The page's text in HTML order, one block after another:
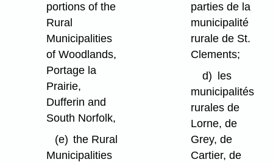
portions of the
Rural
Municipalities
of Woodlands,
Portage la
Prairie,
Dufferin and
South Norfolk,
(e) the Rural
Municipalities
parties de la
municipalité
rurale de St.
Clements;
d) les
municipalités
rurales de
Lorne, de
Grey, de
Cartier, de